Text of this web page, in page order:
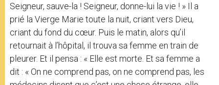
Seigneur, sauve-la ! Seigneur, donne-lui la vie ! » Il a
prié la Vierge Marie toute la nuit, criant vers Dieu,
criant du fond du cœur. Puis le matin, alors qu’il
retournait à l’hôpital, il trouva sa femme en train de
pleurer. Et il pensa : « Elle est morte. Et sa femme a
dit : « On ne comprend pas, on ne comprend pas, les